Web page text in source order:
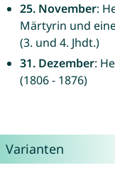
25. November:
Märtyrin und
(3. und 4. Jhdt.)
31. Dezember:
(1806 - 1876)
Varianten